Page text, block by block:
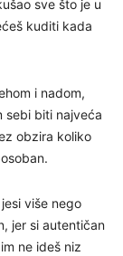
sve što je u
kuditi kada
i nadom,
sebi biti najveća
obzira koliko
više nego
jer si autentičan
ne ideš niz